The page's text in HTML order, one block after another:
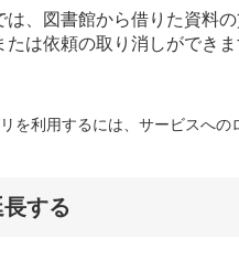
は、図書館から借りた資料
は依頼の取り消しができま
を利用するには、サービスへの
する